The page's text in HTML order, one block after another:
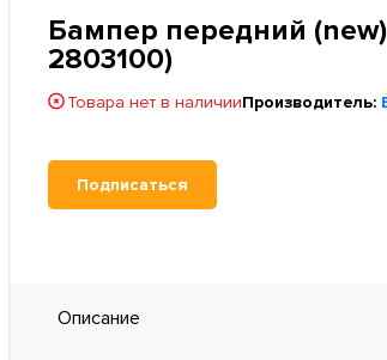
Бампер передний (new)
2803100)
Товара нет в наличииПроизводитель:
Подписаться
Описание